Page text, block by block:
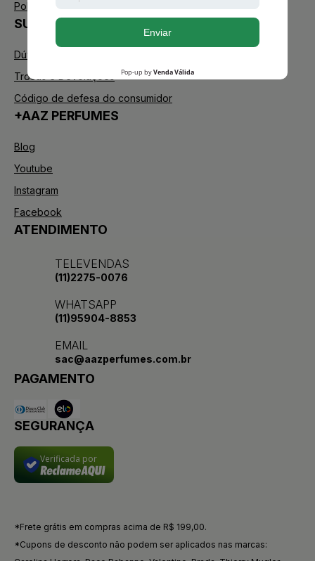
Política de Troca
SUPORTE
Dúvidas Frequentes
Trocas e Devoluções
Código de defesa do consumidor
+AAZ PERFUMES
Blog
Youtube
Instagram
Facebook
ATENDIMENTO
TELEVENDAS
(11)2275-0076
WHATSAPP
(11)95904-8853
EMAIL
sac@aazperfumes.com.br
PAGAMENTO
SEGURANÇA
Verificada por
*Frete grátis em compras acima de R$ 199,00.
*Cupons de desconto não podem ser aplicados nas marcas: